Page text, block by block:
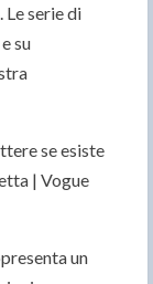
Le serie di
su
un